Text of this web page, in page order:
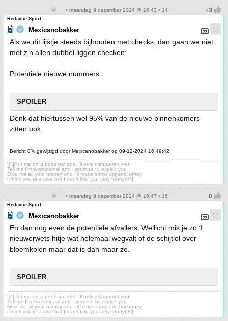
• maandag 9 december 2024 @ 16:43 • 14
Redactie Sport
Mexicanobakker
Als we dit lijstje steeds bijhouden met checks, dan gaan we niet
met z'n allen dubbel liggen checken:
Potentiele nieuwe nummers:
SPOILER
Denk dat hiertussen wel 95% van de nieuwe binnenkomers
zitten ook.
Bericht 0% gewijzigd door Mexicanobakker op 09-12-2024 16:49:42
\[i\]Put me on a pedestal and I'll only disappoint you
Tell me I'm exceptional and I promise to exploit you
Give me all your money and I'll make some origami honey
I think you're a joke but I don't find you very funny\[/i\]
• maandag 9 december 2024 @ 16:47 • 15
Redactie Sport
Mexicanobakker
En dan nog even de potentiële afvallers. Wellicht mis je zo 1
nieuwerwets hitje wat helemaal wegvalt of de schijtlol over
bloemkolen maar dat is dan maar zo.
SPOILER
\[i\]Put me on a pedestal and I'll only disappoint you
Tell me I'm exceptional and I promise to exploit you
Give me all your money and I'll make some origami honey
I think you're a joke but I don't find you very funny\[/i\]